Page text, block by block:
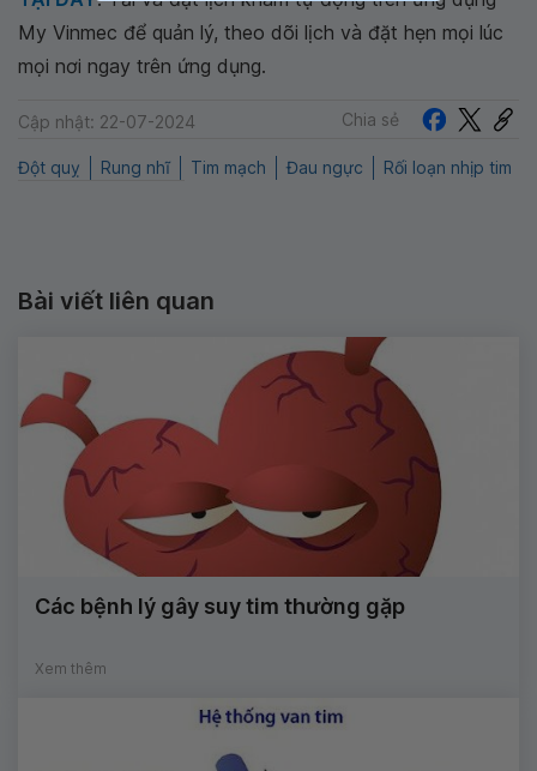
My Vinmec để quản lý, theo dõi lịch và đặt hẹn mọi lúc
mọi nơi ngay trên ứng dụng.
Cập nhật: 22-07-2024 Chia sẻ
Đột quỵ Rung nhĩ Tim mạch Đau ngực Rối loạn nhịp tim
Bài viết liên quan
Các bệnh lý gây suy tim thường gặp
Xem thêm